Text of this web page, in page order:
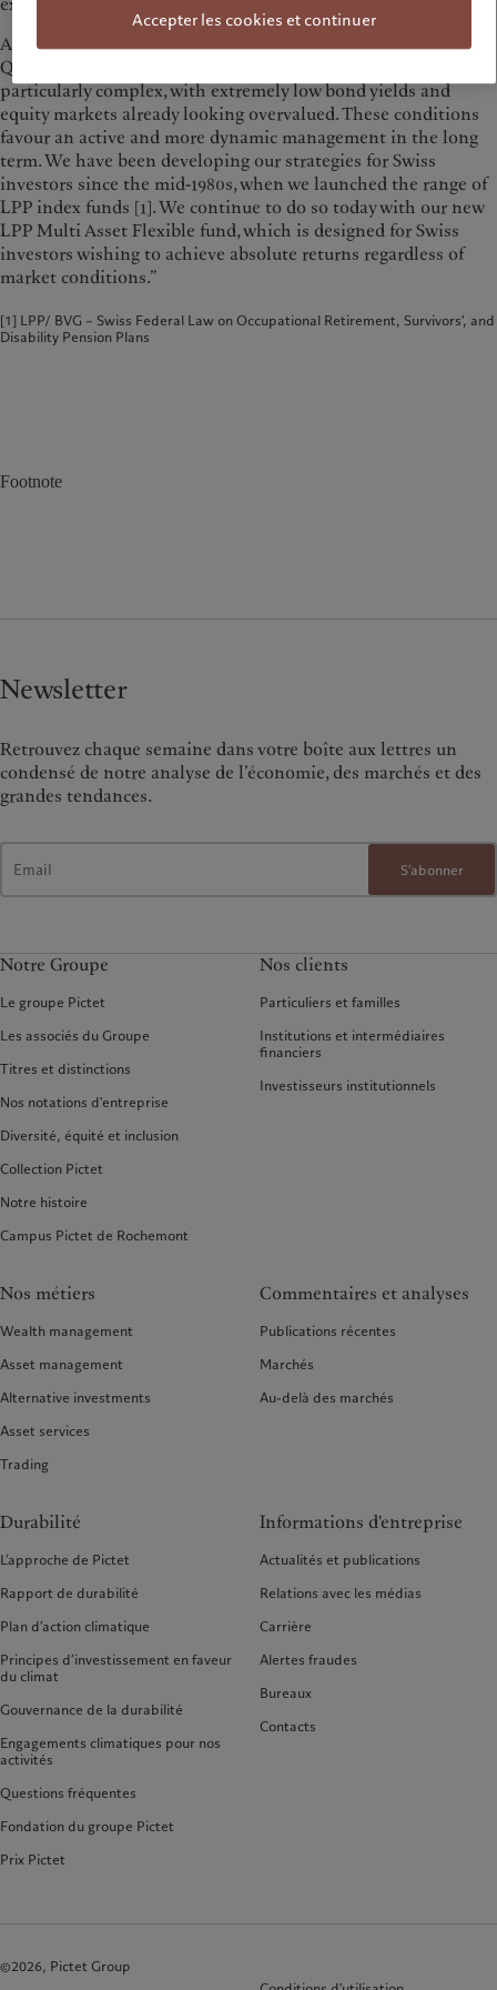
According to Olivier Ginguené, Head of Multi-Asset and
Quantitative Investment, “the current market environment is
particularly complex, with extremely low bond yields and
equity markets already looking overvalued. These conditions
favour an active and more dynamic management in the long
term. We have been developing our strategies for Swiss
investors since the mid-1980s, when we launched the range of
LPP index funds [1]. We continue to do so today with our new
LPP Multi Asset Flexible fund, which is designed for Swiss
investors wishing to achieve absolute returns regardless of
market conditions.”
[1] LPP/ BVG – Swiss Federal Law on Occupational Retirement, Survivors', and
Disability Pension Plans
Footnote
Newsletter
Retrouvez chaque semaine dans votre boîte aux lettres un
condensé de notre analyse de l’économie, des marchés et des
grandes tendances.
S’abonner
Notre Groupe
Le groupe Pictet
Les associés du Groupe
Titres et distinctions
Nos notations d'entreprise
Diversité, équité et inclusion
Collection Pictet
Notre histoire
Campus Pictet de Rochemont
Nos clients
Particuliers et familles
Institutions et intermédiaires
financiers
Investisseurs institutionnels
Nos métiers
Wealth management
Asset management
Alternative investments
Asset services
Trading
Commentaires et analyses
Publications récentes
Marchés
Au-delà des marchés
Durabilité
L’approche de Pictet
Rapport de durabilité
Plan d’action climatique
Principes d’investissement en faveur
du climat
Gouvernance de la durabilité
Engagements climatiques pour nos
activités
Questions fréquentes
Fondation du groupe Pictet
Prix Pictet
Informations d'entreprise
Actualités et publications
Relations avec les médias
Carrière
Alertes fraudes
Bureaux
Contacts
©2026, Pictet Group
Accepter les cookies et continuer